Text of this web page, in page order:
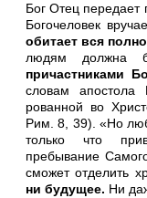
Бог Отец передает
Бого­человек
обитает вся
людям должна
причастниками
словам
рованной во
Рим. 8, 39). «Но
только что
пребывание
сможет отделить
ни будущее. Ни